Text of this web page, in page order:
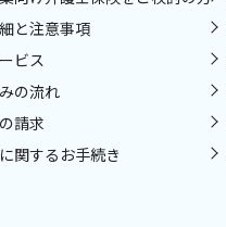
と注意事項
ビス
の流れ
請求
関するお手続き